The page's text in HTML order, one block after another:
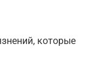
которые